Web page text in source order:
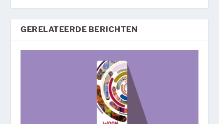
GERELATEERDE BERICHTEN